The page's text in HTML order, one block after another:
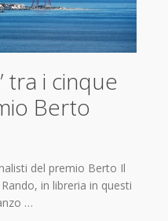
tra i cinque
Berto
del premio Berto Il
in libreria in questi
…